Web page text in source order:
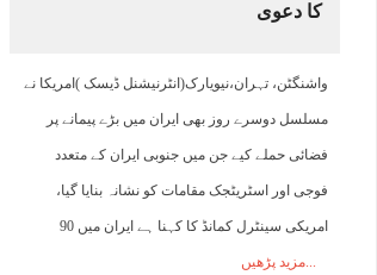
کا دعوی
واشنگٹن، تہران،نیویارک(انٹرنیشنل ڈیسک )امریکا نے
مسلسل دوسرے روز بھی ایران میں بڑے پیمانے پر
فضائی حملے کیے جن میں جنوبی ایران کے متعدد
فوجی اور اسٹریٹجک مقامات کو نشانہ بنایا گیا،
امریکی سینٹرل کمانڈ کا کہنا ہے ایران میں 90
مزید پڑھیں